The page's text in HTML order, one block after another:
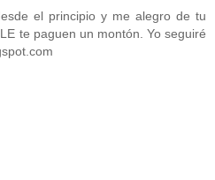
el principio y me alegro de tu
te paguen un montón. Yo seguiré